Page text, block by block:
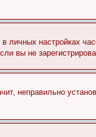
настройках
вы не
неправильно